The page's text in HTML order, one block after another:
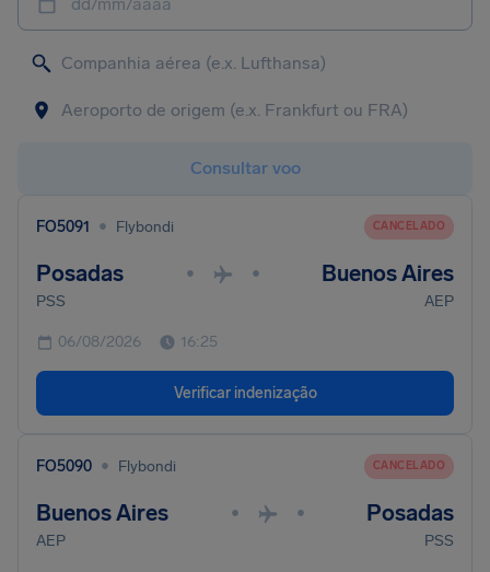
Consultar voo
FO5091 • Flybondi CANCELADO
Posadas • • Buenos Aires
PSS AEP
06/08/2026 16:25
Verificar indenização
FO5090 • Flybondi CANCELADO
Buenos Aires • • Posadas
AEP PSS